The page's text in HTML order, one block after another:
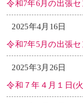
令和7年6月の出張
2025年4月16日
令和7年5月の出張
2025年3月26日
令和７年４月１日(